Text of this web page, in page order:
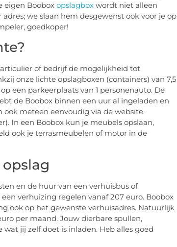
eigen Boobox opslagbox wordt niet alleen
we slaan hem desgewenst ook voor je op
goedkoper!
of bedrijf de mogelijkheid tot
onze lichte opslagboxen (containers) van 7,5
een parkeerplaats van 1 personenauto. De
de Boobox binnen een uur al ingeladen en
ook meteen eenvoudig via de website.
In een Boobox kun je meubels opslaan,
ook je terrasmeubelen of motor in de
en de huur van een verhuisbus of
verhuizing regelen vanaf 207 euro. Boobox
ook op het gewenste verhuisadres. Natuurlijk
per maand. Jouw dierbare spullen,
jij zelf doet is inladen. Heb alles goed